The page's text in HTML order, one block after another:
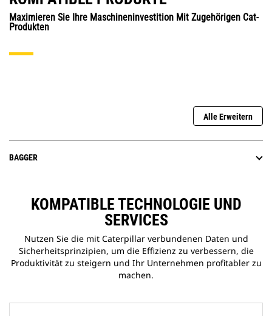
Maximieren Sie Ihre Maschineninvestition Mit Zugehörigen Cat-
Produkten
Alle Erweitern
BAGGER
KOMPATIBLE TECHNOLOGIE UND
SERVICES
Nutzen Sie die mit Caterpillar verbundenen Daten und
Sicherheitsprinzipien, um die Effizienz zu verbessern, die
Produktivität zu steigern und Ihr Unternehmen profitabler zu
machen.